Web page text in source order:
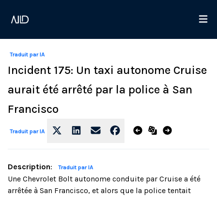
Traduit par IA
Incident 175: Un taxi autonome Cruise
aurait été arrêté par la police à San
Francisco
Traduit par IA
Description: Traduit par IA
Une Chevrolet Bolt autonome conduite par Cruise a été
arrêtée à San Francisco, et alors que la police tentait